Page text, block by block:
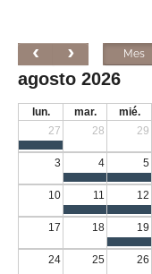
Mes
agosto 2026
lun. mar. mié.
27
28 29
3 4 5
10 11 12
17 18 19
24 25 26